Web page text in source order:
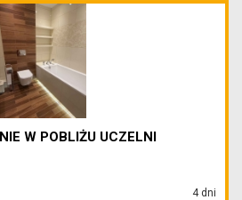
W POBLIŻU UCZELNI
4 dni